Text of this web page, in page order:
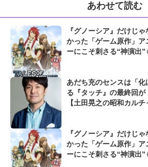
あわせて読む
『グノーシア』だけじ
かった「ゲーム原作」
ーにこそ刺さる“神演出”
あだち充のセンスは「
る『タッチ』の最終回
【土田晃之の昭和カルチ
『グノーシア』だけじ
かった「ゲーム原作」
ーにこそ刺さる“神演出”